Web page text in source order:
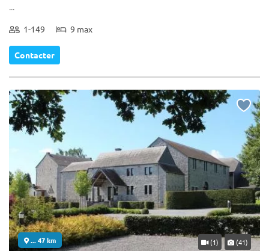
...
1-149 9 max
Contacter
... 47 km (1) (41)